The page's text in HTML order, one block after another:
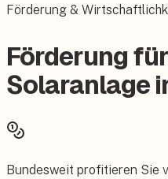
Förderung &
Förderung
Solaranlage
Bundesweit profitieren Sie